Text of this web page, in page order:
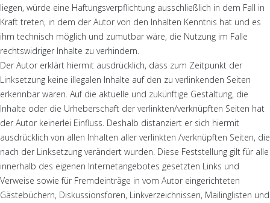
liegen, würde eine Haftungsverpflichtung ausschließlich in dem Fall in
Kraft treten, in dem der Autor von den Inhalten Kenntnis hat und es
ihm technisch möglich und zumutbar wäre, die Nutzung im Falle
rechtswidriger Inhalte zu verhindern.
Der Autor erklärt hiermit ausdrücklich, dass zum Zeitpunkt der
Linksetzung keine illegalen Inhalte auf den zu verlinkenden Seiten
erkennbar waren. Auf die aktuelle und zukünftige Gestaltung, die
Inhalte oder die Urheberschaft der verlinkten/verknüpften Seiten hat
der Autor keinerlei Einfluss. Deshalb distanziert er sich hiermit
ausdrücklich von allen Inhalten aller verlinkten /verknüpften Seiten, die
nach der Linksetzung verändert wurden. Diese Feststellung gilt für alle
innerhalb des eigenen Internetangebotes gesetzten Links und
Verweise sowie für Fremdeinträge in vom Autor eingerichteten
Gästebüchern, Diskussionsforen, Linkverzeichnissen, Mailinglisten und